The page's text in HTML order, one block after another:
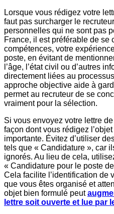
Lorsque vous rédigez votre
faut pas surcharger le
personnelles qui ne sont pas
France, il est préférable de se
compétences, votre
poste, en évitant de
l’âge, l’état civil ou d’autres
directement liées au
approche objective aide à
permet au recruteur de se
vraiment pour la sélection.
Si vous envoyez votre lettre
façon dont vous rédigez
importante. Évitez d’utiliser
tels que « Candidature », car
ignorés. Au lieu de cela,
« Candidature pour le poste
Cela facilite l’identification de
que vous êtes organisé et
objet bien formulé peut
lettre soit ouverte et lue par